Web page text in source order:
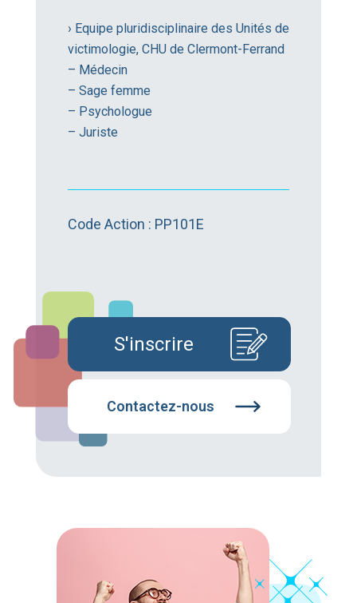
› Equipe pluridisciplinaire des Unités de
victimologie, CHU de Clermont-Ferrand
– Médecin
– Sage femme
– Psychologue
– Juriste
Code Action : PP101E
S'inscrire
Contactez-nous